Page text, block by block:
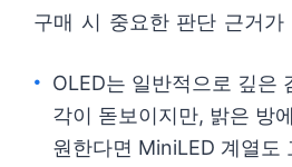
구매 시 중요한 판단 근거가
OLED는 일반적으로 깊은
각이 돋보이지만, 밝은 방
원한다면 MiniLED 계열도